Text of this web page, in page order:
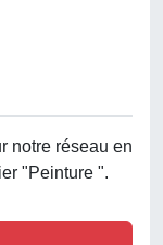
notre réseau en
"Peinture ".